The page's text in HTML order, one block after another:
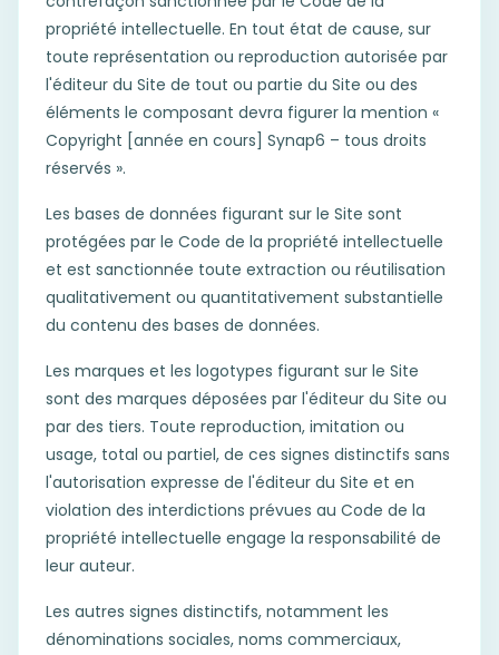
propriété intellectuelle. En tout état de cause, sur
toute représentation ou reproduction autorisée par
l'éditeur du Site de tout ou partie du Site ou des
éléments le composant devra figurer la mention «
Copyright [année en cours] Synap6 – tous droits
réservés ».
Les bases de données figurant sur le Site sont
protégées par le Code de la propriété intellectuelle
et est sanctionnée toute extraction ou réutilisation
qualitativement ou quantitativement substantielle
du contenu des bases de données.
Les marques et les logotypes figurant sur le Site
sont des marques déposées par l'éditeur du Site ou
par des tiers. Toute reproduction, imitation ou
usage, total ou partiel, de ces signes distinctifs sans
l'autorisation expresse de l'éditeur du Site et en
violation des interdictions prévues au Code de la
propriété intellectuelle engage la responsabilité de
leur auteur.
Les autres signes distinctifs, notamment les
dénominations sociales, noms commerciaux,